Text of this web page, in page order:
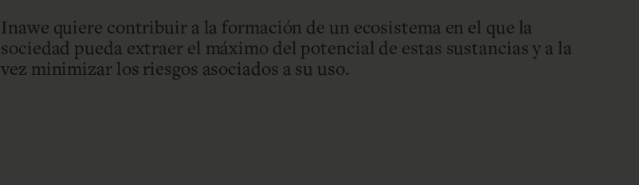
Inawe quiere contribuir a la formación de un ecosistema en el que la
sociedad pueda extraer el máximo del potencial de estas sustancias y a la
vez minimizar los riesgos asociados a su uso.